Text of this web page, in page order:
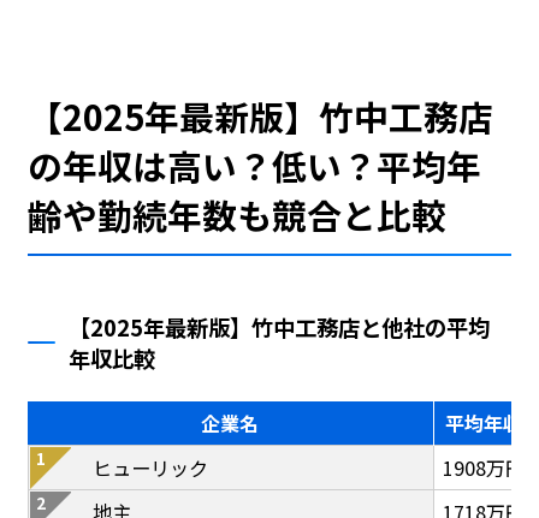
【2025年最新版】竹中工務店
の年収は高い？低い？平均年
齢や勤続年数も競合と比較
【2025年最新版】竹中工務店と他社の平均
年収比較
企業名
平均年収
ヒューリック
1908万円
地主
1718万円